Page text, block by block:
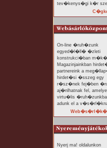
tev�kenys�gi k�r
On-line �ruh�zunk
egyed�l�ll� �zleti
konstrukci�ban
Magazinjainkban
partnereink a
hirdet�si �sszeg egy
r�sz�nek fej�ben
aj�nlhatnak fel,
virtu�lis
adunk el a
Nyerj ma! oldalunkon